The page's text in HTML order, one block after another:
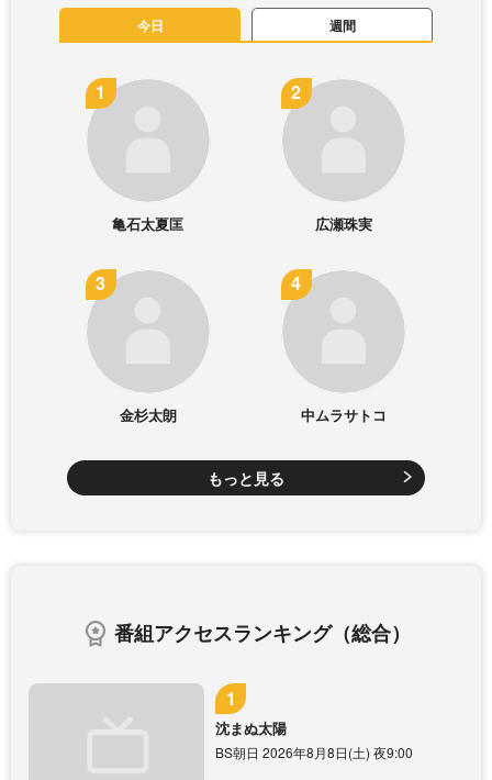
今日 週間
亀石太夏匡 広瀬珠実
金杉太朗 中ムラサトコ
もっと見る
番組アクセスランキング（総合）
沈まぬ太陽
BS朝日 2026年8月8日(土) 夜9:00